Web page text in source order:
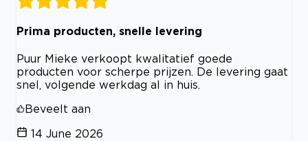
Prima producten, snelle levering
Puur Mieke verkoopt kwalitatief goede
producten voor scherpe prijzen. De levering gaat
snel, volgende werkdag al in huis.
Beveelt aan
14 June 2026